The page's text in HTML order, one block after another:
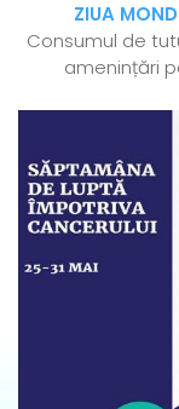
ZIUA
Consumul de
amenințări